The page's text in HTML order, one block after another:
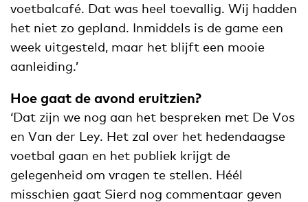
voetbalcafé. Dat was heel toevallig. Wij hadden
het niet zo gepland. Inmiddels is de game een
week uitgesteld, maar het blijft een mooie
aanleiding.’
Hoe gaat de avond eruitzien?
‘Dat zijn we nog aan het bespreken met De Vos
en Van der Ley. Het zal over het hedendaagse
voetbal gaan en het publiek krijgt de
gelegenheid om vragen te stellen. Héél
misschien gaat Sierd nog commentaar geven